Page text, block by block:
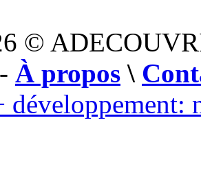
©
À propos \
développement: